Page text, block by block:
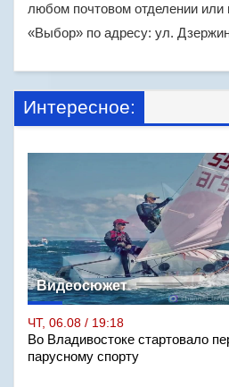
любом почтовом отделении или
«Выбор» по адресу: ул.
Интересное:
Видеосюжет
ЧТ, 06.08 / 19:18
Во Владивостоке стартовало
парусному спорту